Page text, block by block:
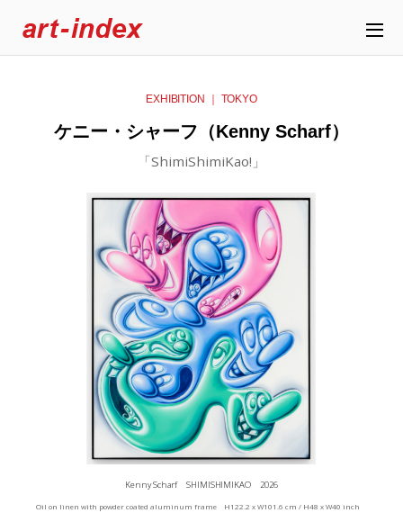
EXHIBITION ｜ TOKYO
ケニー・シャーフ（Kenny Scharf）
「ShimiShimiKao!」
Kenny Scharf SHIMISHIMIKAO 2026
Oil on linen with powder coated aluminum frame H122.2 x W101.6 cm / H48 x W40 inch